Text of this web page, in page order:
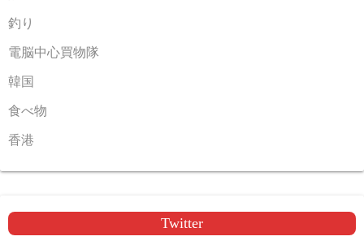
釣り
電脳中心買物隊
韓国
食べ物
香港
Twitter